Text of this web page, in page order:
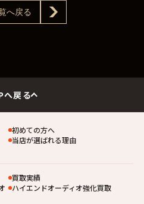
へ戻る
へ戻る
初めての方へ
当店が選ばれる理由
買取実績
ハイエンドオーディオ強化買取